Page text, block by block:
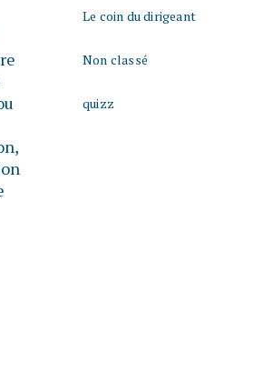
Le coin du dirigeant
Non classé
quizz